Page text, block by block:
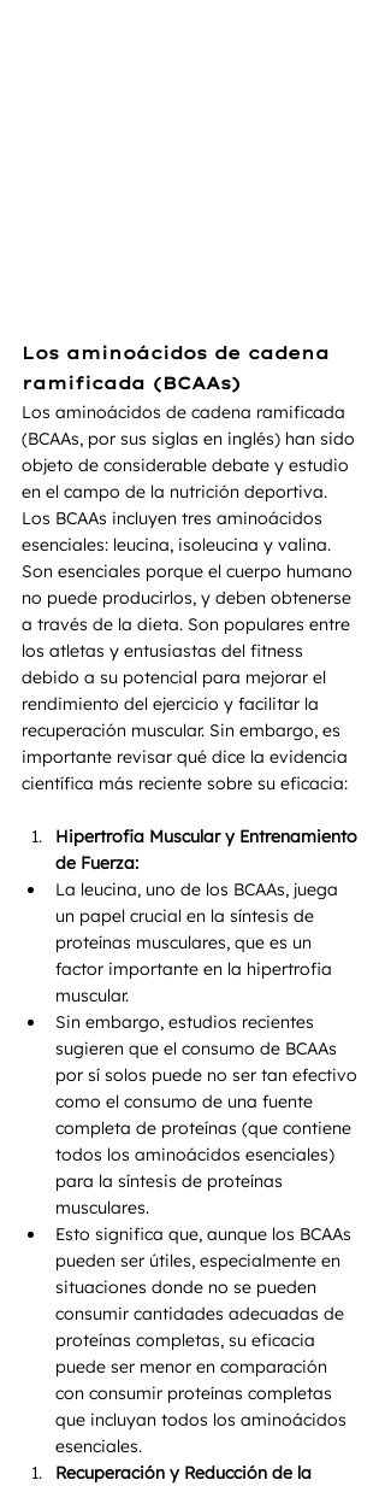
Los aminoácidos de cadena
ramificada (BCAAs)
Los aminoácidos de cadena ramificada
(BCAAs, por sus siglas en inglés) han sido
objeto de considerable debate y estudio
en el campo de la nutrición deportiva.
Los BCAAs incluyen tres aminoácidos
esenciales: leucina, isoleucina y valina.
Son esenciales porque el cuerpo humano
no puede producirlos, y deben obtenerse
a través de la dieta. Son populares entre
los atletas y entusiastas del fitness
debido a su potencial para mejorar el
rendimiento del ejercicio y facilitar la
recuperación muscular. Sin embargo, es
importante revisar qué dice la evidencia
científica más reciente sobre su eficacia:
Hipertrofia Muscular y Entrenamiento
de Fuerza:
La leucina, uno de los BCAAs, juega
un papel crucial en la síntesis de
proteínas musculares, que es un
factor importante en la hipertrofia
muscular.
Sin embargo, estudios recientes
sugieren que el consumo de BCAAs
por sí solos puede no ser tan efectivo
como el consumo de una fuente
completa de proteínas (que contiene
todos los aminoácidos esenciales)
para la síntesis de proteínas
musculares.
Esto significa que, aunque los BCAAs
pueden ser útiles, especialmente en
situaciones donde no se pueden
consumir cantidades adecuadas de
proteínas completas, su eficacia
puede ser menor en comparación
con consumir proteínas completas
que incluyan todos los aminoácidos
esenciales.
Recuperación y Reducción de la